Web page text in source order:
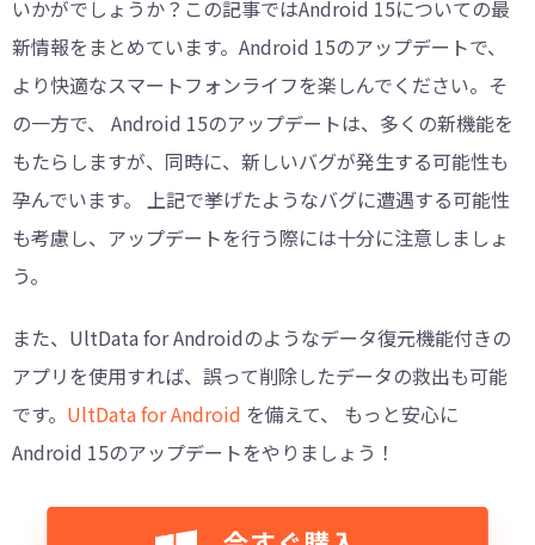
いかがでしょうか？この記事ではAndroid 15についての最
新情報をまとめています。Android 15のアップデートで、
より快適なスマートフォンライフを楽しんでください。そ
の一方で、 Android 15のアップデートは、多くの新機能を
もたらしますが、同時に、新しいバグが発生する可能性も
孕んでいます。 上記で挙げたようなバグに遭遇する可能性
も考慮し、アップデートを行う際には十分に注意しましょ
う。
また、UltData for Androidのようなデータ復元機能付きの
アプリを使用すれば、誤って削除したデータの救出も可能
です。 UltData for Android を備えて、 もっと安心に
Android 15のアップデートをやりましょう！